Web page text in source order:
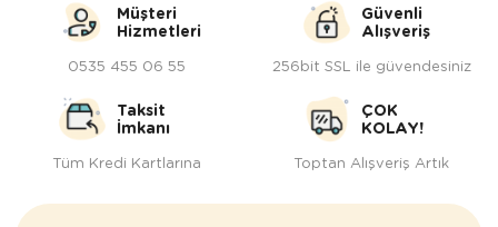
Müşteri
Hizmetleri
0535 455 06 55
Güvenli
Alışveriş
256bit SSL ile güvendesiniz
Taksit
İmkanı
Tüm Kredi Kartlarına
ÇOK
KOLAY!
Toptan Alışveriş Artık